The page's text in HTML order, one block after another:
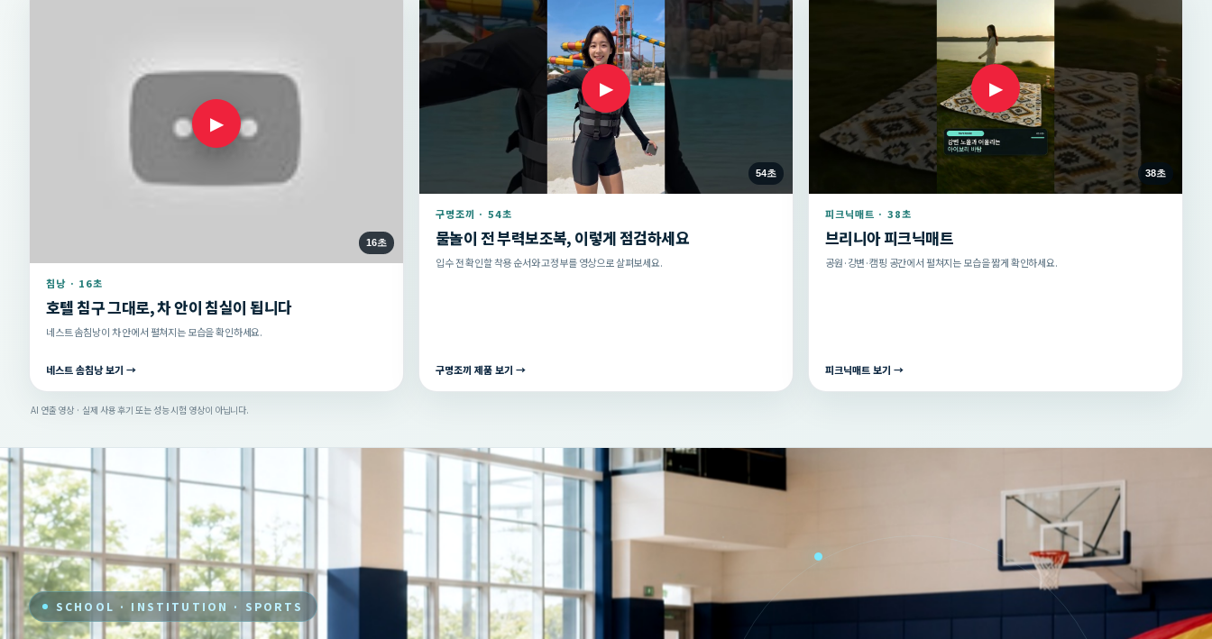
▶
16초
침낭 · 16초
호텔 침구 그대로, 차 안이 침실이 됩니다
네스트 솜침낭이 차 안에서 펼쳐지는 모습을 확인하세요.
네스트 솜침낭 보기 →
▶
54초
구명조끼 · 54초
물놀이 전 부력보조복, 이렇게 점검하세요
입수 전 확인할 착용 순서와 고정부를 영상으로 살펴보세요.
구명조끼 제품 보기 →
▶
38초
피크닉매트 · 38초
브리니아 피크닉매트
공원·강변·캠핑 공간에서 펼쳐지는 모습을 짧게 확인하세요.
피크닉매트 보기 →
AI 연출 영상 · 실제 사용 후기 또는 성능 시험 영상이 아닙니다.
SCHOOL · INSTITUTION · SPORTS